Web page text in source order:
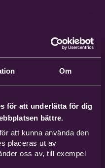
Om
för att underlätta för dig
bättre.
att kunna använda den
placeras ut av
oss av, till exempel